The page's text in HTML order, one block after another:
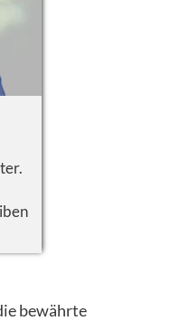
bewährte